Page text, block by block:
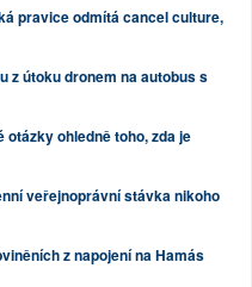
pravice odmítá cancel culture,
z útoku dronem na autobus s
ohledně toho, zda je
veřejnoprávní stávka nikoho
z napojení na Hamás